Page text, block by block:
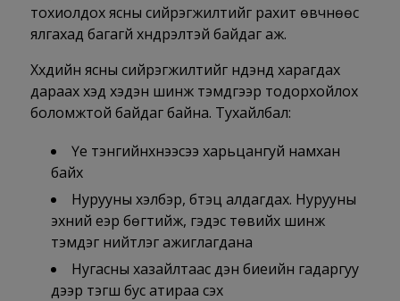
тохиолдох ясны сийрэгжилтийг рахит өвчнөөс
ялгахад багагүй хүндрэлтэй байдаг аж.
Хүүхдийн ясны сийрэгжилтийг нүдэнд харагдах
дараах хэд хэдэн шинж тэмдгээр тодорхойлох
боломжтой байдаг байна. Тухайлбал:
Үе тэнгийнхнээсээ харьцангуй намхан
байх
Нурууны хэлбэр, бүтэц алдагдах. Нурууны
эхний үеэр бөгтийж, гэдэс төвийх шинж
тэмдэг нийтлэг ажиглагдана
Нугасны хазайлтаас үүдэн биеийн гадаргуу
дээр тэгш бус атираа үүсэх